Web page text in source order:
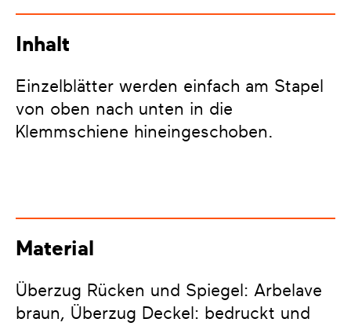
Inhalt
Einzelblätter werden einfach am Stapel
von oben nach unten in die
Klemmschiene hineingeschoben.
Material
Überzug Rücken und Spiegel: Arbelave
braun, Überzug Deckel: bedruckt und